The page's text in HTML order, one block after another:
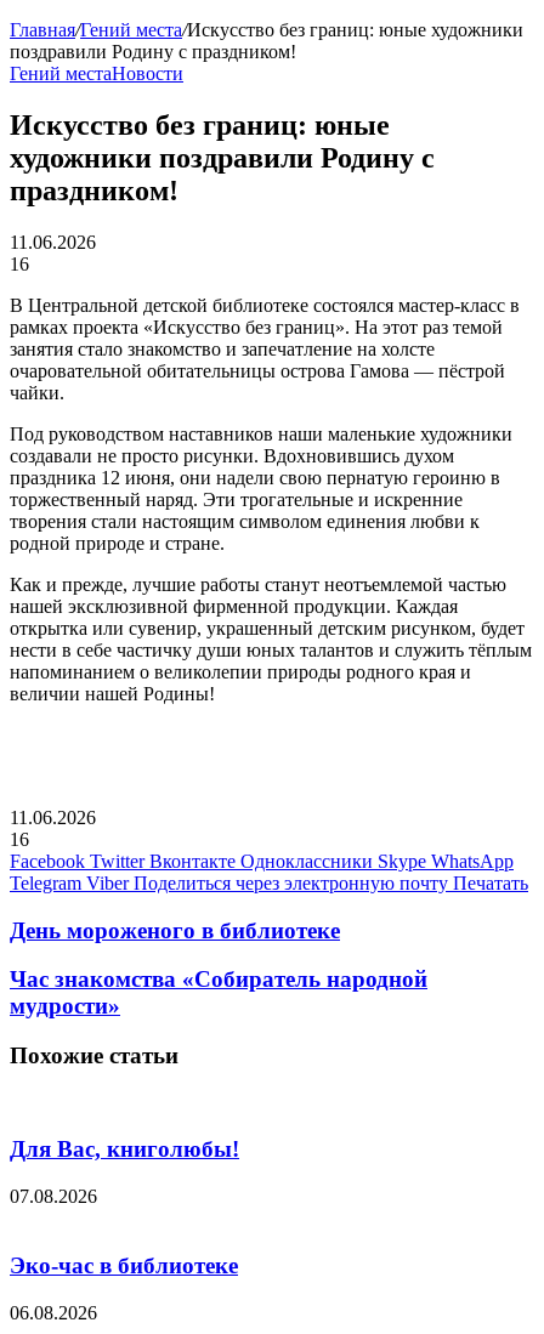
Главная/Гений места/Искусство без границ: юные художники
поздравили Родину с праздником!
Гений местаНовости
Искусство без границ: юные
художники поздравили Родину с
праздником!
11.06.2026
16
В Центральной детской библиотеке состоялся мастер-класс в
рамках проекта «Искусство без границ». На этот раз темой
занятия стало знакомство и запечатление на холсте
очаровательной обитательницы острова Гамова — пёстрой
чайки.
Под руководством наставников наши маленькие художники
создавали не просто рисунки. Вдохновившись духом
праздника 12 июня, они надели свою пернатую героиню в
торжественный наряд. Эти трогательные и искренние
творения стали настоящим символом единения любви к
родной природе и стране.
Как и прежде, лучшие работы станут неотъемлемой частью
нашей эксклюзивной фирменной продукции. Каждая
открытка или сувенир, украшенный детским рисунком, будет
нести в себе частичку души юных талантов и служить тёплым
напоминанием о великолепии природы родного края и
величии нашей Родины!
11.06.2026
16
Facebook Twitter Вконтакте Одноклассники Skype WhatsApp
Telegram Viber Поделиться через электронную почту Печатать
День мороженого в библиотеке
Час знакомства «Собиратель народной
мудрости»
Похожие статьи
Для Вас, книголюбы!
07.08.2026
Эко-час в библиотеке
06.08.2026